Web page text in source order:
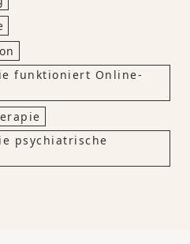
funktioniert Online-
psychiatrische